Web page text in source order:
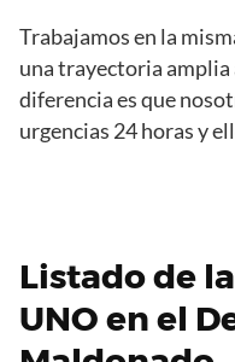
Trabajamos en la
una trayectoria amplia
diferencia es que
urgencias 24 horas y
Listado de
UNO en el